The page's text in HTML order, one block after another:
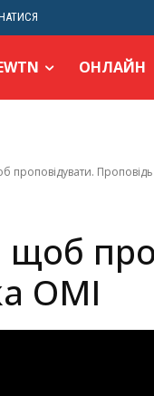
ОНЛАЙН
проповідувати.
ОМІ